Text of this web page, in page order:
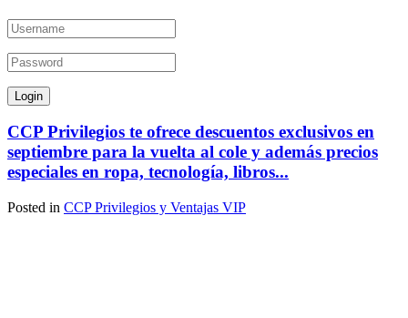
CCP Privilegios te ofrece descuentos exclusivos en
septiembre para la vuelta al cole y además precios
especiales en ropa, tecnología, libros...
Posted in CCP Privilegios y Ventajas VIP